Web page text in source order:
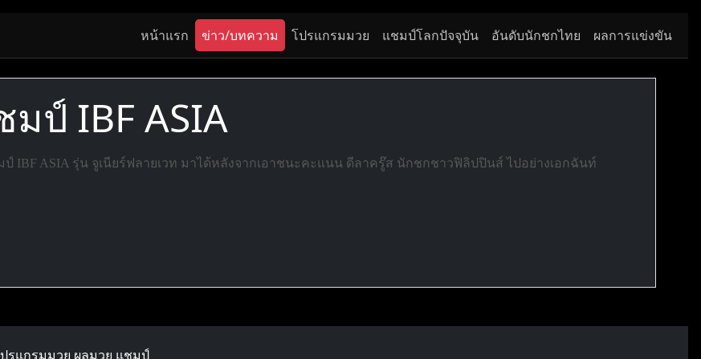
หน้าแรก ข่าว/บทความ โปรแกรมมวย แชมป์โลกปัจจุบัน อันดับนักชกไทย ผลการแข่งขัน
ป์ IBF ASIA
ป์ IBF ASIA รุ่น จูเนียร์ฟลายเวท มาได้หลังจากเอาชนะคะแนน ดีลาครู๊ส นักชกชาวฟิลิปปินส์ ไปอย่างเอกฉันท์
รแกรมมวย ผลมวย แชมป์